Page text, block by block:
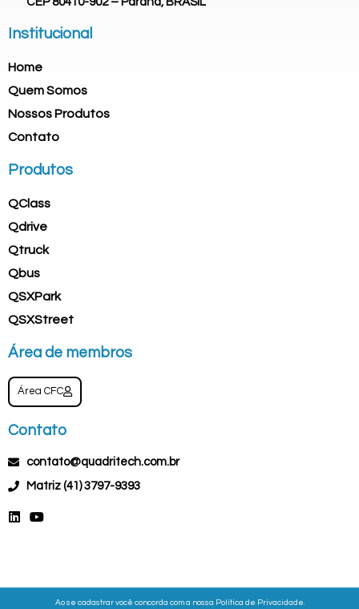
Institucional
Home
Quem Somos
Nossos Produtos
Contato
Produtos
QClass
Qdrive
Qtruck
Qbus
QSXPark
QSXStreet
Área de membros
Área CFC
Contato
contato@quadritech.com.br
Matriz (41) 3797-9393
Ao se cadastrar você concorda com a nossa Política de Privacidade.